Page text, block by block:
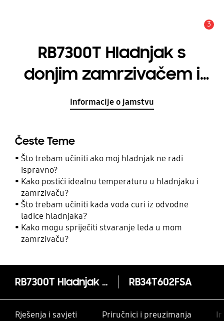
3
RB7300T Hladnjak s
donjim zamrzivačem i
SpaceMax™
Informacije o jamstvu
Česte Teme
Što trebam učiniti ako moj hladnjak ne radi
ispravno?
Kako postići idealnu temperaturu u hladnjaku i
zamrzivaču?
Što trebam učiniti kada voda curi iz odvodne
ladice hladnjaka?
Kako mogu spriječiti stvaranje leda u mom
zamrzivaču?
RB7300T Hladnjak s donjim zamrzivačem i SpaceMax™ tehnologijom RB34T602FSA
Rješenja i savjeti Priručnici i preuzimanja